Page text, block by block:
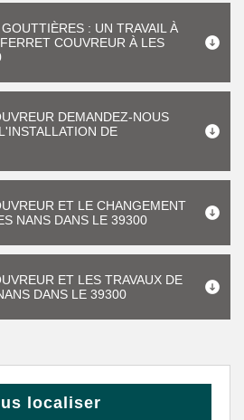
: UN TRAVAIL À
COUVREUR À LES
DEMANDEZ-NOUS
DE
ET LE CHANGEMENT
NANS DANS LE 39300
ET LES TRAVAUX DE
DANS LE 39300
localiser